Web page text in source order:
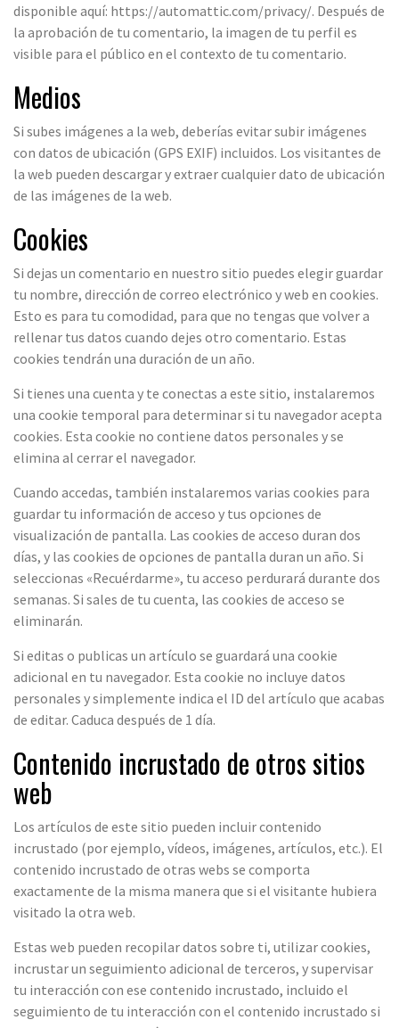
disponible aquí: https://automattic.com/privacy/. Después de
la aprobación de tu comentario, la imagen de tu perfil es
visible para el público en el contexto de tu comentario.
Medios
Si subes imágenes a la web, deberías evitar subir imágenes
con datos de ubicación (GPS EXIF) incluidos. Los visitantes de
la web pueden descargar y extraer cualquier dato de ubicación
de las imágenes de la web.
Cookies
Si dejas un comentario en nuestro sitio puedes elegir guardar
tu nombre, dirección de correo electrónico y web en cookies.
Esto es para tu comodidad, para que no tengas que volver a
rellenar tus datos cuando dejes otro comentario. Estas
cookies tendrán una duración de un año.
Si tienes una cuenta y te conectas a este sitio, instalaremos
una cookie temporal para determinar si tu navegador acepta
cookies. Esta cookie no contiene datos personales y se
elimina al cerrar el navegador.
Cuando accedas, también instalaremos varias cookies para
guardar tu información de acceso y tus opciones de
visualización de pantalla. Las cookies de acceso duran dos
días, y las cookies de opciones de pantalla duran un año. Si
seleccionas «Recuérdarme», tu acceso perdurará durante dos
semanas. Si sales de tu cuenta, las cookies de acceso se
eliminarán.
Si editas o publicas un artículo se guardará una cookie
adicional en tu navegador. Esta cookie no incluye datos
personales y simplemente indica el ID del artículo que acabas
de editar. Caduca después de 1 día.
Contenido incrustado de otros sitios
web
Los artículos de este sitio pueden incluir contenido
incrustado (por ejemplo, vídeos, imágenes, artículos, etc.). El
contenido incrustado de otras webs se comporta
exactamente de la misma manera que si el visitante hubiera
visitado la otra web.
Estas web pueden recopilar datos sobre ti, utilizar cookies,
incrustar un seguimiento adicional de terceros, y supervisar
tu interacción con ese contenido incrustado, incluido el
seguimiento de tu interacción con el contenido incrustado si